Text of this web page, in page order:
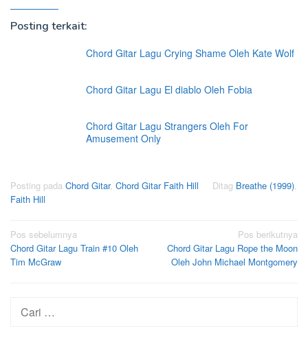
Posting terkait:
Chord Gitar Lagu Crying Shame Oleh Kate Wolf
Chord Gitar Lagu El diablo Oleh Fobia
Chord Gitar Lagu Strangers Oleh For
Amusement Only
Posting pada Chord Gitar, Chord Gitar Faith Hill Ditag Breathe (1999),
Faith Hill
Navigasi
pos
Pos sebelumnya
Chord Gitar Lagu Train #10 Oleh
Tim McGraw
Pos berikutnya
Chord Gitar Lagu Rope the Moon
Oleh John Michael Montgomery
Cari
untuk: